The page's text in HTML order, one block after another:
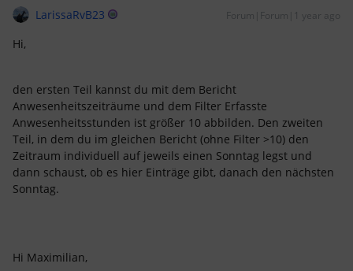
LarissaRvB23 Forum|Forum|1 year ago
Hi,
den ersten Teil kannst du mit dem Bericht
Anwesenheitszeiträume und dem Filter Erfasste
Anwesenheitsstunden ist größer 10 abbilden. Den zweiten
Teil, in dem du im gleichen Bericht (ohne Filter >10) den
Zeitraum individuell auf jeweils einen Sonntag legst und
dann schaust, ob es hier Einträge gibt, danach den nächsten
Sonntag.
Hi Maximilian,